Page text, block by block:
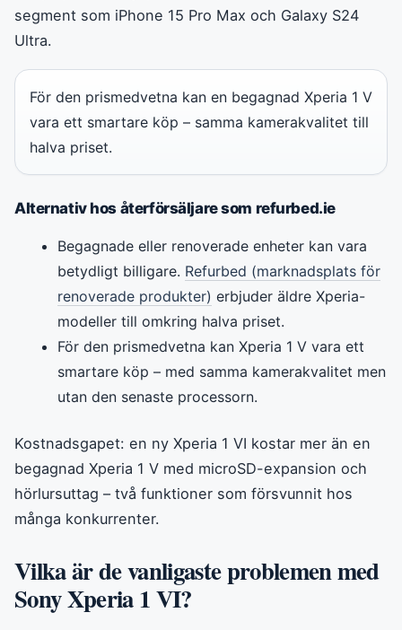
segment som iPhone 15 Pro Max och Galaxy S24
Ultra.
För den prismedvetna kan en begagnad Xperia 1 V
vara ett smartare köp – samma kamerakvalitet till
halva priset.
Alternativ hos återförsäljare som refurbed.ie
Begagnade eller renoverade enheter kan vara
betydligt billigare. Refurbed (marknadsplats för
renoverade produkter) erbjuder äldre Xperia-
modeller till omkring halva priset.
För den prismedvetna kan Xperia 1 V vara ett
smartare köp – med samma kamerakvalitet men
utan den senaste processorn.
Kostnadsgapet: en ny Xperia 1 VI kostar mer än en
begagnad Xperia 1 V med microSD-expansion och
hörlursuttag – två funktioner som försvunnit hos
många konkurrenter.
Vilka är de vanligaste problemen med
Sony Xperia 1 VI?